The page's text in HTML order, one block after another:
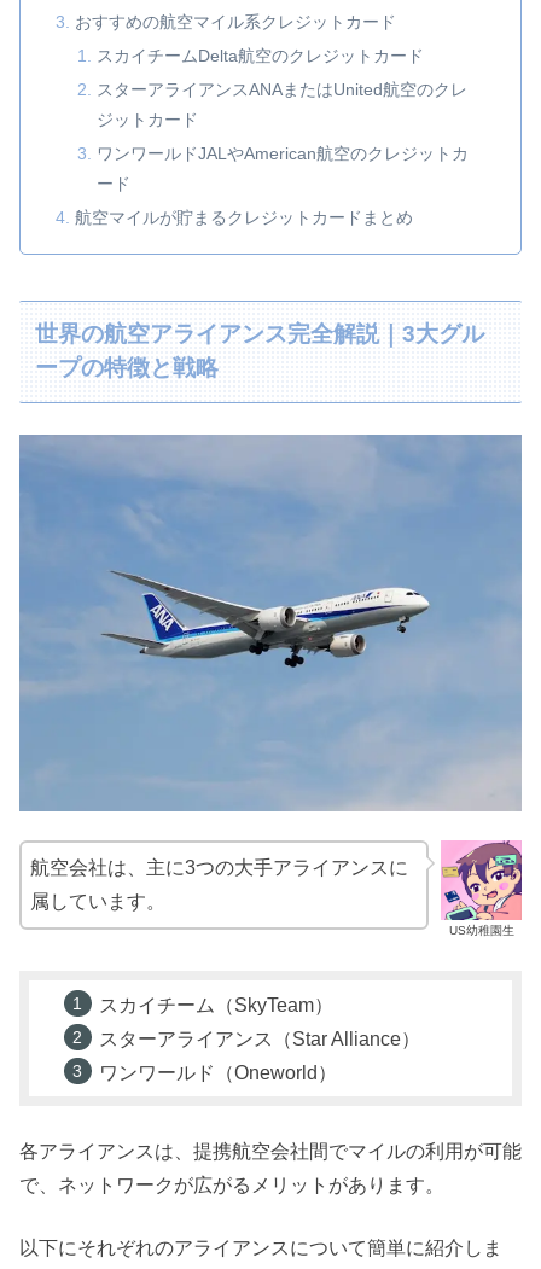
おすすめの航空マイル系クレジットカード
スカイチームDelta航空のクレジットカード
スターアライアンスANAまたはUnited航空のクレ
ジットカード
ワンワールドJALやAmerican航空のクレジットカ
ード
航空マイルが貯まるクレジットカードまとめ
世界の航空アライアンス完全解説｜3大グル
ープの特徴と戦略
US幼稚園生
航空会社は、主に3つの大手アライアンスに
属しています。
スカイチーム（SkyTeam）
スターアライアンス（Star Alliance）
ワンワールド（Oneworld）
各アライアンスは、提携航空会社間でマイルの利用が可能
で、ネットワークが広がるメリットがあります。
以下にそれぞれのアライアンスについて簡単に紹介しま